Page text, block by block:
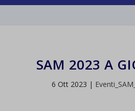
SAM 2023 A
6 Ott 2023 |